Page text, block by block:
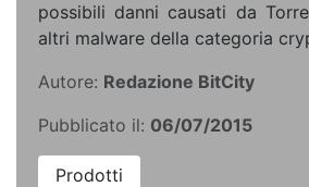
possibili danni causati da
altri malware della categoria
Autore: Redazione BitCity
Pubblicato il: 06/07/2015
Prodotti